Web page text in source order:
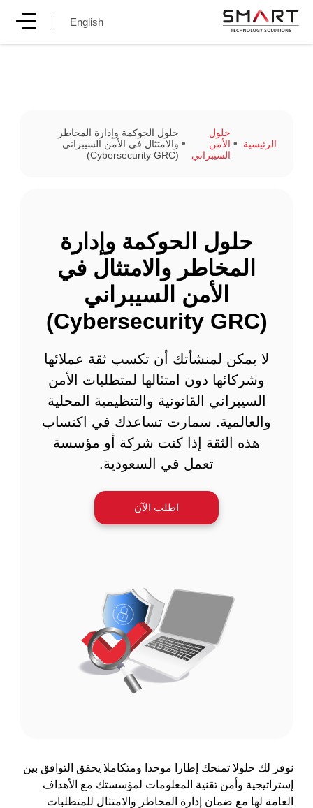
English
الرئيسية
حلول
الأمن
السيبراني
حلول الحوكمة وإدارة المخاطر
والامتثال في الأمن السيبراني
(Cybersecurity GRC)
حلول الحوكمة وإدارة
المخاطر والامتثال في
الأمن السيبراني
(Cybersecurity GRC)
لا يمكن لمنشأتك أن تكسب ثقة عملائها
وشركائها دون امتثالها لمتطلبات الأمن
السيبراني القانونية والتنظيمية المحلية
والعالمية. سمارت تساعدك في اكتساب
هذه الثقة إذا كنت شركة أو مؤسسة
تعمل في السعودية.
اطلب الآن
نوفر لك حلولا تمنحك إطارا موحدا ومتكاملا يحقق التوافق بين
إستراتيجية وأمن تقنية المعلومات لمؤسستك مع الأهداف
العامة لها مع ضمان إدارة المخاطر والامتثال للمتطلبات